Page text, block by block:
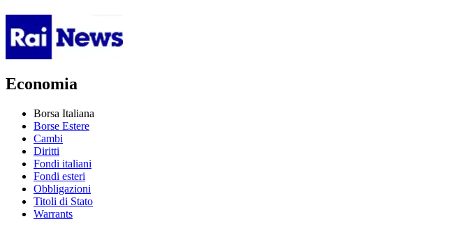
Economia
Borsa Italiana
Borse Estere
Cambi
Diritti
Fondi italiani
Fondi esteri
Obbligazioni
Titoli di Stato
Warrants